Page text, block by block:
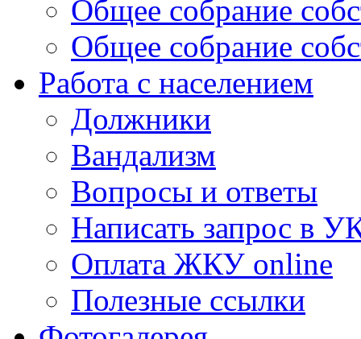
Общее собрание
Общее собрание
Работа с населением
Должники
Вандализм
Вопросы и ответы
Написать запрос в
Оплата ЖКУ online
Полезные ссылки